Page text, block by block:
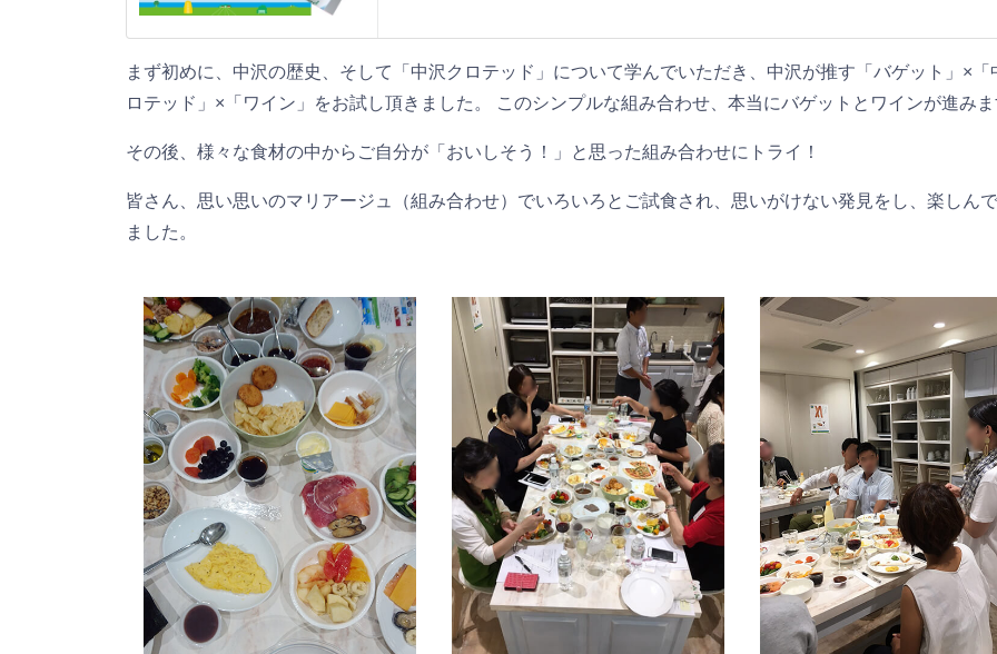
まず初めに、中沢の歴史、そして「中沢クロテッド」について学んでいただき、中沢が推す「バゲット」×「
ロテッド」×「ワイン」をお試し頂きました。 このシンプルな組み合わせ、本当にバゲットとワインが進み
その後、様々な食材の中からご自分が「おいしそう！」と思った組み合わせにトライ！
皆さん、思い思いのマリアージュ（組み合わせ）でいろいろとご試食され、思いがけない発見をし、楽しん
ました。